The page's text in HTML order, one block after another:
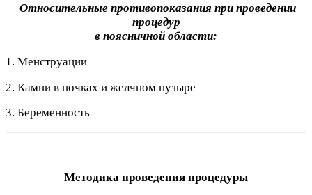
Относительные противопоказания при проведении
процедур
в поясничной области:
1. Менструации
2. Камни в почках и желчном пузыре
3. Беременность
Методика проведения процедуры